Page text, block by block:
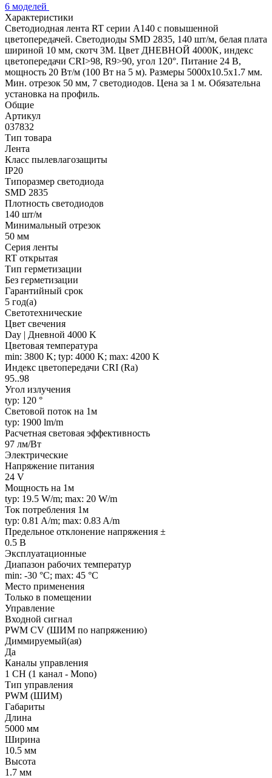
6 моделей
Характеристики
Светодиодная лента RT серии A140 с повышенной
цветопередачей. Светодиоды SMD 2835, 140 шт/м, белая плата
шириной 10 мм, скотч 3М. Цвет ДНЕВНОЙ 4000K, индекс
цветопередачи CRI>98, R9>90, угол 120°. Питание 24 В,
мощность 20 Вт/м (100 Вт на 5 м). Размеры 5000х10.5х1.7 мм.
Мин. отрезок 50 мм, 7 светодиодов. Цена за 1 м. Обязательна
установка на профиль.
Общие
Артикул
037832
Тип товара
Лента
Класс пылевлагозащиты
IP20
Типоразмер светодиода
SMD 2835
Плотность светодиодов
140 шт/м
Минимальный отрезок
50 мм
Серия ленты
RT открытая
Тип герметизации
Без герметизации
Гарантийный срок
5 год(а)
Светотехнические
Цвет свечения
Day | Дневной 4000 K
Цветовая температура
min: 3800 K; typ: 4000 K; max: 4200 K
Индекс цветопередачи CRI (Ra)
95..98
Угол излучения
typ: 120 °
Световой поток на 1м
typ: 1900 lm/m
Расчетная световая эффективность
97 лм/Вт
Электрические
Напряжение питания
24 V
Мощность на 1м
typ: 19.5 W/m; max: 20 W/m
Ток потребления 1м
typ: 0.81 A/m; max: 0.83 A/m
Предельное отклонение напряжения ±
0.5 В
Эксплуатационные
Диапазон рабочих температур
min: -30 °C; max: 45 °C
Место применения
Только в помещении
Управление
Входной сигнал
PWM СV (ШИМ по напряжению)
Диммируемый(ая)
Да
Каналы управления
1 CH (1 канал - Mono)
Тип управления
PWM (ШИМ)
Габариты
Длина
5000 мм
Ширина
10.5 мм
Высота
1.7 мм